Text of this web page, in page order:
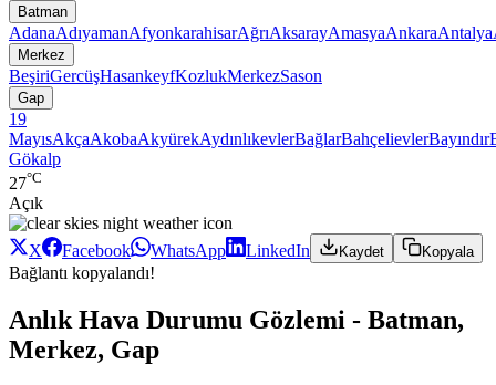
Batman
AdanaAdıyamanAfyonkarahisarAğrıAksarayAmasyaAnkaraAntalya
Merkez
BeşiriGercüşHasankeyfKozlukMerkezSason
Gap
19
MayısAkçaAkobaAkyürekAydınlıkevlerBağlarBahçelievlerBayındır
Gökalp
27°C
Açık
X Facebook WhatsApp LinkedIn Kaydet Kopyala
Bağlantı kopyalandı!
Anlık Hava Durumu Gözlemi - Batman,
Merkez, Gap